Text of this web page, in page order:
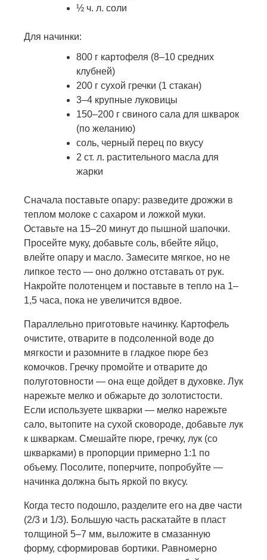
½ ч. л. соли
Для начинки:
800 г картофеля (8–10 средних
клубней)
200 г сухой гречки (1 стакан)
3–4 крупные луковицы
150–200 г свиного сала для шкварок
(по желанию)
соль, черный перец по вкусу
2 ст. л. растительного масла для
жарки
Сначала поставьте опару: разведите дрожжи в
теплом молоке с сахаром и ложкой муки.
Оставьте на 15–20 минут до пышной шапочки.
Просейте муку, добавьте соль, вбейте яйцо,
влейте опару и масло. Замесите мягкое, но не
липкое тесто — оно должно отставать от рук.
Накройте полотенцем и поставьте в тепло на 1–
1,5 часа, пока не увеличится вдвое.
Параллельно приготовьте начинку. Картофель
очистите, отварите в подсоленной воде до
мягкости и разомните в гладкое пюре без
комочков. Гречку промойте и отварите до
полуготовности — она еще дойдет в духовке. Лук
нарежьте мелко и обжарьте до золотистости.
Если используете шкварки — мелко нарежьте
сало, вытопите на сухой сковороде, добавьте лук
к шкваркам. Смешайте пюре, гречку, лук (со
шкварками) в пропорции примерно 1:1 по
объему. Посолите, поперчите, попробуйте —
начинка должна быть яркой по вкусу.
Когда тесто подошло, разделите его на две части
(2/3 и 1/3). Большую часть раскатайте в пласт
толщиной 5–7 мм, выложите в смазанную
форму, сформировав бортики. Равномерно